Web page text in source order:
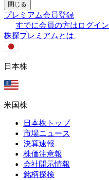
閉じる
プレミアム会員登録
すでに会員の方はログイン
株探プレミアムとは
日本株
米国株
日本株トップ
市場ニュース
決算速報
株価注意報
会社開示情報
銘柄探検